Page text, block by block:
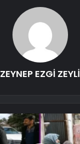
ZEYNEP EZGİ ZEYLİ